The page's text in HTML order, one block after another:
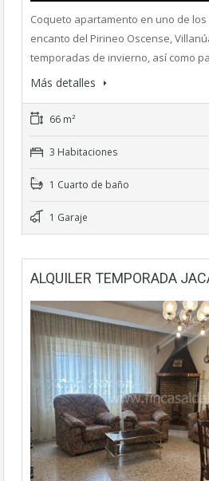
Coqueto apartamento en uno de
encanto del Pirineo Oscense,
temporadas de invierno, así como
Más detalles
66 m²
3 Habitaciones
1 Cuarto de baño
1 Garaje
ALQUILER TEMPORADA